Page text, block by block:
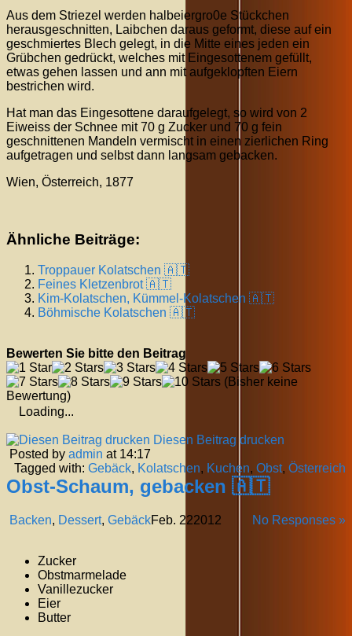
Aus dem Striezel werden halbeiergro0e Stückchen
herausgeschnitten, Laibchen daraus geformt, diese auf ein
geschmiertes Blech gelegt, in die Mitte eines jeden ein
Grübchen gedrückt, welches mit Eingesottenem gefüllt,
etwas gehen lassen und ann mit aufgeklopften Eiern
bestrichen wird.
Hat man das Eingesottene daraufgelegt, so wird von 2
Eiweiss der Schnee mit 70 g Zucker und 70 g fein
geschnittenen Mandeln vermischt in einen zierlichen Ring
aufgetragen und selbst dann langsam gebacken.
Wien, Österreich, 1877
Ähnliche Beiträge:
Troppauer Kolatschen 🇦🇹
Feines Kletzenbrot 🇦🇹
Kim-Kolatschen, Kümmel-Kolatschen 🇦🇹
Böhmische Kolatschen 🇦🇹
Bewerten Sie bitte den Beitrag
(Bisher keine
Bewertung)
Loading...
Diesen Beitrag drucken
Posted by admin at 14:17
Tagged with: Gebäck, Kolatschen, Kuchen, Obst, Österreich
Obst-Schaum, gebacken 🇦🇹
Backen, Dessert, Gebäck No Responses »
Feb. 222012
Zucker
Obstmarmelade
Vanillezucker
Eier
Butter